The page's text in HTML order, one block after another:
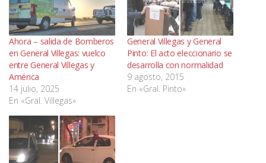
Ahora – salida de Bomberos
en General Villegas: vuelco
entre General Villegas y
América
14 julio, 2025
En «Gral. Villegas»
General Villegas y General
Pinto: El acto eleccionario se
desarrolla con normalidad
9 agosto, 2015
En «Gral. Pinto»